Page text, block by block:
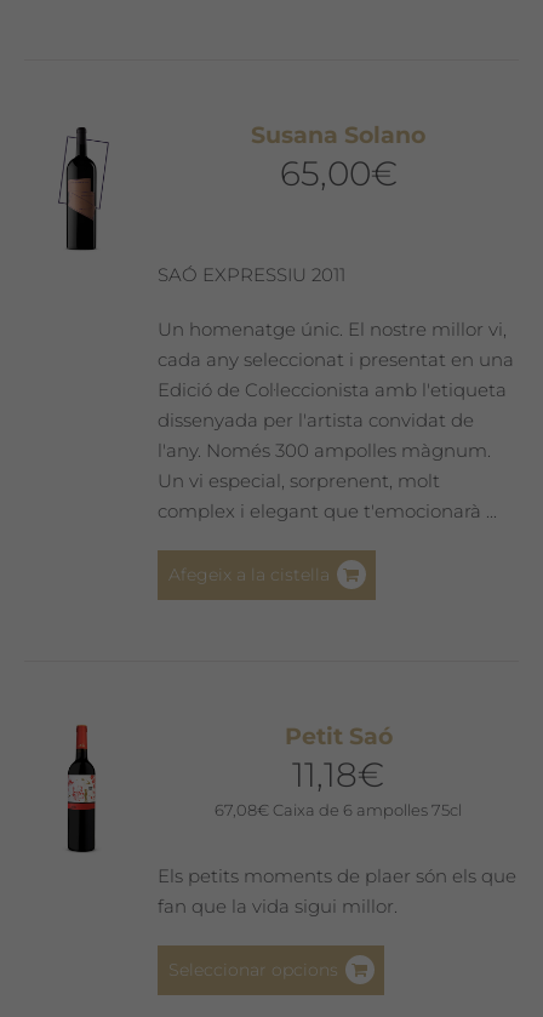
opcions
pàgina
del
producte
Susana Solano
65,00€
SAÓ EXPRESSIU 2011
Un homenatge únic. El nostre millor vi,
cada any seleccionat i presentat en una
Edició de Col·leccionista amb l'etiqueta
dissenyada per l'artista convidat de
l'any. Només 300 ampolles màgnum.
Un vi especial, sorprenent, molt
complex i elegant que t'emocionarà ...
Afegeix a la cistella
Petit Saó
11,18€
67,08€ Caixa de 6 ampolles 75cl
Els petits moments de plaer són els que
fan que la vida sigui millor.
Seleccionar opcions